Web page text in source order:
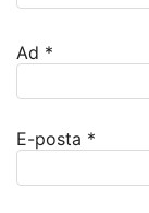
Ad *
E-posta *